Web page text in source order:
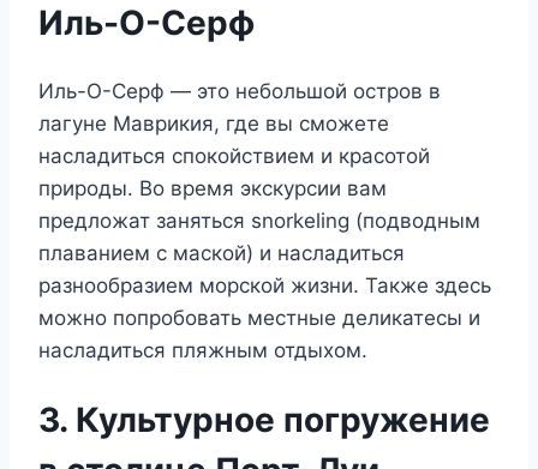
Иль-О-Серф
Иль-О-Серф — это небольшой остров в
лагуне Маврикия, где вы сможете
насладиться спокойствием и красотой
природы. Во время экскурсии вам
предложат заняться snorkeling (подводным
плаванием с маской) и насладиться
разнообразием морской жизни. Также здесь
можно попробовать местные деликатесы и
насладиться пляжным отдыхом.
3. Культурное погружение